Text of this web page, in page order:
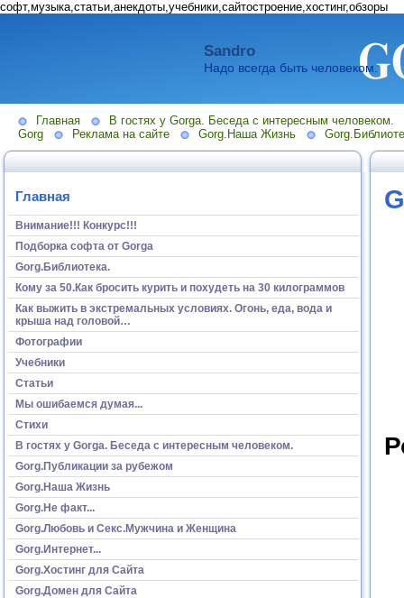
софт,музыка,статьи,анекдоты,учебники,сайтостроение,хостинг,обзоры
Sandro
Надо всегда быть человеком.
Главная
В гостях у Gorga. Беседа с интересным человеком.
Gorg
Реклама на сайте Gorg.Наша Жизнь
Главная
Внимание!!! Конкурс!!!
Подборка софта от Gorga
Gorg.Библиотека.
Кому за 50.Как бросить курить и похудеть на 30 килограммов
Как выжить в экстремальных условиях. Огонь, еда, вода и
крыша над головой…
Фотографии
Учебники
Статьи
Мы ошибаемся думая...
Стихи
В гостях у Gorga. Беседа с интересным человеком.
Gorg.Публикации за рубежом
Gorg.Наша Жизнь
Gorg.Не факт...
Gorg.Любовь и Секс.Мужчина и Женщина
Gorg.Интернет...
Gorg.Хостинг для Сайта
Gorg.Домен для Сайта